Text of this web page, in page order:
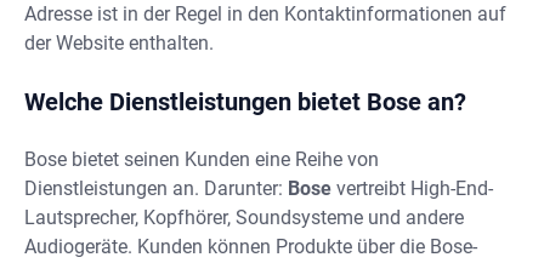
Adresse ist in der Regel in den Kontaktinformationen auf
der Website enthalten.
Welche Dienstleistungen bietet Bose an?
Bose bietet seinen Kunden eine Reihe von
Dienstleistungen an. Darunter: Bose vertreibt High-End-
Lautsprecher, Kopfhörer, Soundsysteme und andere
Audiogeräte. Kunden können Produkte über die Bose-